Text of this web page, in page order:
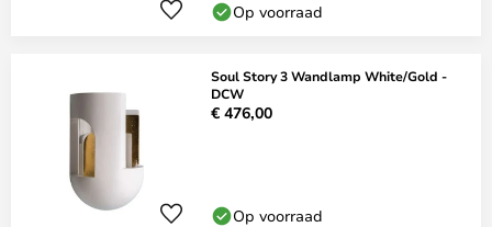
Op voorraad
Soul Story 3 Wandlamp White/Gold -
DCW
€ 476,00
Op voorraad